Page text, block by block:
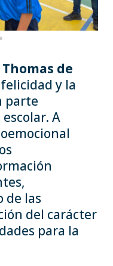
de
y la
parte
A
de las
del carácter
para la